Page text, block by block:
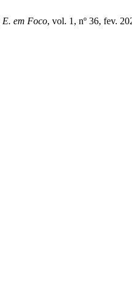
E. em Foco, vol. 1, nº 36, fev.